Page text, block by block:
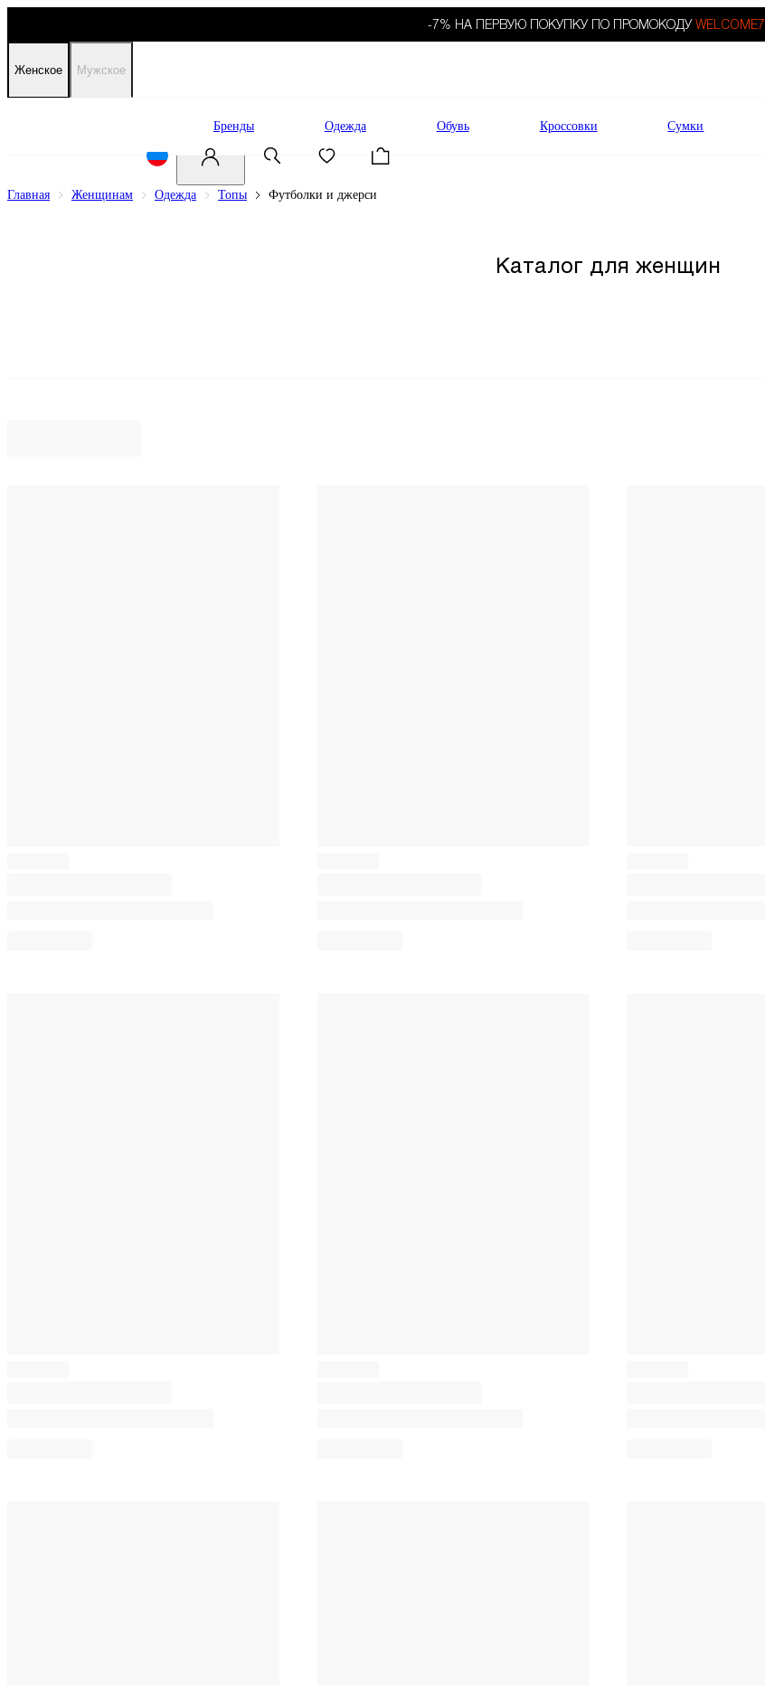
-7% НА ПЕРВУЮ ПОКУПКУ ПО ПРОМОКОДУ WELCOME7.
Женское Мужское
Бренды Одежда Обувь Кроссовки Сумки
Главная Женщинам Одежда Топы Футболки и джерси
Каталог для женщин